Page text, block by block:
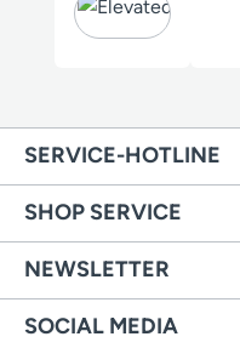
SERVICE-HOTLINE
SHOP SERVICE
NEWSLETTER
SOCIAL MEDIA